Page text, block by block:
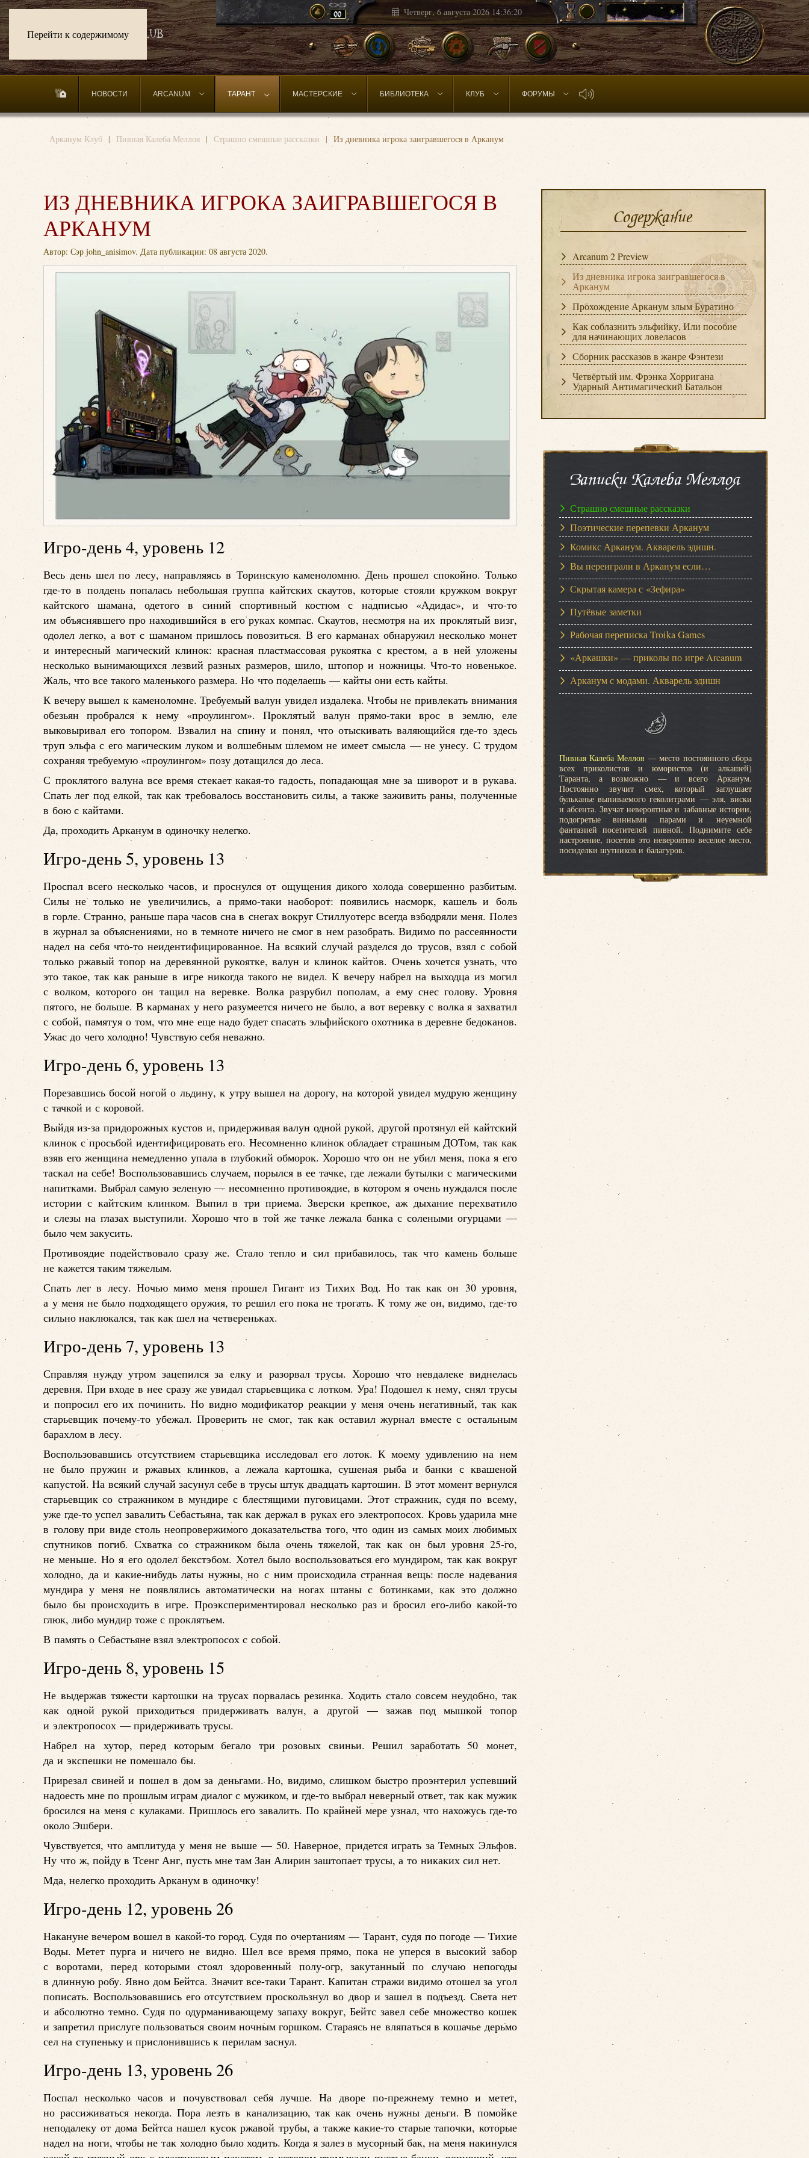
Перейти к содержимому
Четверг, 6 августа 2026 14:36:23
НОВОСТИ ARCANUM ТАРАНТ МАСТЕРСКИЕ БИБЛИОТЕКА КЛУБ ФОРУМЫ
Арканум Клуб Пивная Калеба Меллоя Страшно смешные рассказки Из дневника игрока заигравшегося в Арканум
ИЗ ДНЕВНИКА ИГРОКА ЗАИГРАВШЕГОСЯ В
АРКАНУМ
Автор: Сэр john_anisimov. Дата публикации: 08 августа 2020.
Игро-день 4, уровень 12
Весь день шел по лесу, направляясь в Торинскую каменоломню. День прошел спокойно. Только
где-то в полдень попалась небольшая группа кайтских скаутов, которые стояли кружком вокруг
кайтского шамана, одетого в синий спортивный костюм с надписью «Адидас», и что-то
им объяснявшего про находившийся в его руках компас. Скаутов, несмотря на их проклятый визг,
одолел легко, а вот с шаманом пришлось повозиться. В его карманах обнаружил несколько монет
и интересный магический клинок: красная пластмассовая рукоятка с крестом, а в ней уложены
несколько вынимающихся лезвий разных размеров, шило, штопор и ножницы. Что-то новенькое.
Жаль, что все такого маленького размера. Но что поделаешь — кайты они есть кайты.
К вечеру вышел к каменоломне. Требуемый валун увидел издалека. Чтобы не привлекать внимания
обезьян пробрался к нему «проулингом». Проклятый валун прямо-таки врос в землю, еле
выковыривал его топором. Взвалил на спину и понял, что отыскивать валяющийся где-то здесь
труп эльфа с его магическим луком и волшебным шлемом не имеет смысла — не унесу. С трудом
сохраняя требуемую «проулингом» позу дотащился до леса.
С проклятого валуна все время стекает какая-то гадость, попадающая мне за шиворот и в рукава.
Спать лег под елкой, так как требовалось восстановить силы, а также заживить раны, полученные
в бою с кайтами.
Да, проходить Арканум в одиночку нелегко.
Игро-день 5, уровень 13
Проспал всего несколько часов, и проснулся от ощущения дикого холода совершенно разбитым.
Силы не только не увеличились, а прямо-таки наоборот: появились насморк, кашель и боль
в горле. Странно, раньше пара часов сна в снегах вокруг Стиллуотерс всегда взбодряли меня. Полез
в журнал за объяснениями, но в темноте ничего не смог в нем разобрать. Видимо по рассеянности
надел на себя что-то неидентифицированное. На всякий случай разделся до трусов, взял с собой
только ржавый топор на деревянной рукоятке, валун и клинок кайтов. Очень хочется узнать, что
это такое, так как раньше в игре никогда такого не видел. К вечеру набрел на выходца из могил
с волком, которого он тащил на веревке. Волка разрубил пополам, а ему снес голову. Уровня
пятого, не больше. В карманах у него разумеется ничего не было, а вот веревку с волка я захватил
с собой, памятуя о том, что мне еще надо будет спасать эльфийского охотника в деревне бедоканов.
Ужас до чего холодно! Чувствую себя неважно.
Игро-день 6, уровень 13
Порезавшись босой ногой о льдину, к утру вышел на дорогу, на которой увидел мудрую женщину
с тачкой и с коровой.
Выйдя из-за придорожных кустов и, придерживая валун одной рукой, другой протянул ей кайтский
клинок с просьбой идентифицировать его. Несомненно клинок обладает страшным ДОТом, так как
взяв его женщина немедленно упала в глубокий обморок. Хорошо что он не убил меня, пока я его
таскал на себе! Воспользовавшись случаем, порылся в ее тачке, где лежали бутылки с магическими
напитками. Выбрал самую зеленую — несомненно противоядие, в котором я очень нуждался после
истории с кайтским клинком. Выпил в три приема. Зверски крепкое, аж дыхание перехватило
и слезы на глазах выступили. Хорошо что в той же тачке лежала банка с солеными огурцами —
было чем закусить.
Противоядие подействовало сразу же. Стало тепло и сил прибавилось, так что камень больше
не кажется таким тяжелым.
Спать лег в лесу. Ночью мимо меня прошел Гигант из Тихих Вод. Но так как он 30 уровня,
а у меня не было подходящего оружия, то решил его пока не трогать. К тому же он, видимо, где-то
сильно наклюкался, так как шел на четвереньках.
Игро-день 7, уровень 13
Справляя нужду утром зацепился за елку и разорвал трусы. Хорошо что невдалеке виднелась
деревня. При входе в нее сразу же увидал старьевщика с лотком. Ура! Подошел к нему, снял трусы
и попросил его их починить. Но видно модификатор реакции у меня очень негативный, так как
старьевщик почему-то убежал. Проверить не смог, так как оставил журнал вместе с остальным
барахлом в лесу.
Воспользовавшись отсутствием старьевщика исследовал его лоток. К моему удивлению на нем
не было пружин и ржавых клинков, а лежала картошка, сушеная рыба и банки с квашеной
капустой. На всякий случай засунул себе в трусы штук двадцать картошин. В этот момент вернулся
старьевщик со стражником в мундире с блестящими пуговицами. Этот стражник, судя по всему,
уже где-то успел завалить Себастьяна, так как держал в руках его электропосох. Кровь ударила мне
в голову при виде столь неопровержимого доказательства того, что один из самых моих любимых
спутников погиб. Схватка со стражником была очень тяжелой, так как он был уровня 25-го,
не меньше. Но я его одолел бекстэбом. Хотел было воспользоваться его мундиром, так как вокруг
холодно, да и какие-нибудь латы нужны, но с ним происходила странная вещь: после надевания
мундира у меня не появлялись автоматически на ногах штаны с ботинками, как это должно
было бы происходить в игре. Проэкспериментировал несколько раз и бросил его-либо какой-то
глюк, либо мундир тоже с проклятьем.
В память о Себастьяне взял электропосох с собой.
Игро-день 8, уровень 15
Не выдержав тяжести картошки на трусах порвалась резинка. Ходить стало совсем неудобно, так
как одной рукой приходиться придерживать валун, а другой — зажав под мышкой топор
и электропосох — придерживать трусы.
Набрел на хутор, перед которым бегало три розовых свиньи. Решил заработать 50 монет,
да и экспешки не помешало бы.
Прирезал свиней и пошел в дом за деньгами. Но, видимо, слишком быстро проэнтерил успевший
надоесть мне по прошлым играм диалог с мужиком, и где-то выбрал неверный ответ, так как мужик
бросился на меня с кулаками. Пришлось его завалить. По крайней мере узнал, что нахожусь где-то
около Эшбери.
Чувствуется, что амплитуда у меня не выше — 50. Наверное, придется играть за Темных Эльфов.
Ну что ж, пойду в Тсенг Анг, пусть мне там Зан Алирин заштопает трусы, а то никаких сил нет.
Мда, нелегко проходить Арканум в одиночку!
Игро-день 12, уровень 26
Накануне вечером вошел в какой-то город. Судя по очертаниям — Тарант, судя по погоде — Тихие
Воды. Метет пурга и ничего не видно. Шел все время прямо, пока не уперся в высокий забор
с воротами, перед которыми стоял здоровенный полу-огр, закутанный по случаю непогоды
в длинную робу. Явно дом Бейтса. Значит все-таки Тарант. Капитан стражи видимо отошел за угол
пописать. Воспользовавшись его отсутствием проскользнул во двор и зашел в подъезд. Света нет
и абсолютно темно. Судя по одурманивающему запаху вокруг, Бейтс завел себе множество кошек
и запретил прислуге пользоваться своим ночным горшком. Стараясь не вляпаться в кошачье дерьмо
сел на ступеньку и прислонившись к перилам заснул.
Игро-день 13, уровень 26
Поспал несколько часов и почувствовал себя лучше. На дворе по-прежнему темно и метет,
но рассиживаться некогда. Пора лезть в канализацию, так как очень нужны деньги. В помойке
неподалеку от дома Бейтса нашел кусок ржавой трубы, а также какие-то старые тапочки, которые
надел на ноги, чтобы не так холодно было ходить. Когда я залез в мусорный бак, на меня накинулся
Содержание
Arcanum 2 Preview
Из дневника игрока заигравшегося в
Арканум
Прохождение Арканум злым Буратино
Как соблазнить эльфийку, Или пособие
для начинающих ловеласов
Сборник рассказов в жанре Фэнтези
Четвёртый им. Фрэнка Хорригана
Ударный Антимагический Батальон
Записки Калеба Меллоя
Страшно смешные рассказки
Поэтические перепевки Арканум
Комикс Арканум. Акварель эдишн.
Вы переиграли в Арканум если…
Скрытая камера с «Зефира»
Путёвые заметки
Рабочая переписка Troika Games
«Аркашки» — приколы по игре Arcanum
Арканум с модами. Акварель эдишн
Пивная Калеба Меллоя — место постоянного сбора
всех приколистов и юмористов (и алкашей)
Таранта, а возможно — и всего Арканум.
Постоянно звучит смех, который заглушает
бульканье выпиваемого геколитрами — эля, виски
и абсента. Звучат невероятные и забавные истории,
подогретые винными парами и неуемной
фантазией посетителей пивной. Поднимите себе
настроение, посетив это невероятно веселое место,
посиделки шутников и балагуров.